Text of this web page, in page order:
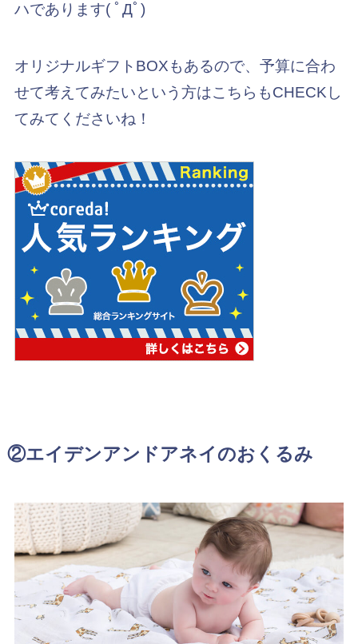
ハであります( ﾟДﾟ)
オリジナルギフトBOXもあるので、予算に合わ
せて考えてみたいという方はこちらもCHECKし
てみてくださいね！
②エイデンアンドアネイのおくるみ